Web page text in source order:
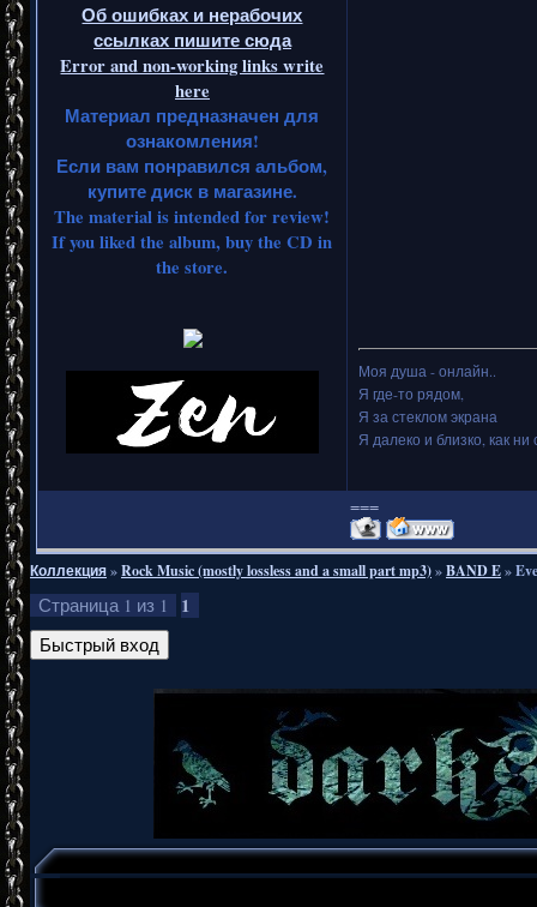
Об ошибках и нерабочих
ссылках пишите сюда
Error and non-working links write
here
Материал предназначен для
ознакомления!
Если вам понравился альбом,
купите диск в магазине.
The material is intended for review!
If you liked the album, buy the CD in
the store.
Моя душа - онлайн..
Я где-то рядом,
Я за стеклом экрана
Я далеко и близко, как ни
===
Коллекция»Rock Music (mostly lossless and a small part mp3)»BAND E»
Страница 1 из 1 1